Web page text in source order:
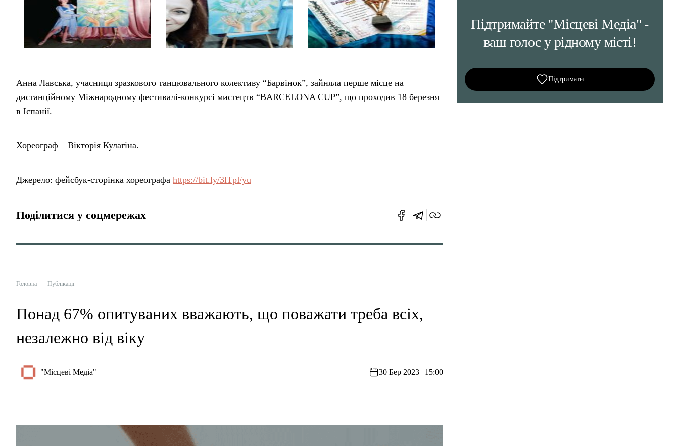
Анна Лавська, учасниця зразкового танцювального колективу “Барвінок”, зайняла перше місце на
дистанційному Міжнародному фестивалі-конкурсі мистецтв “BARCELONA CUP”, що проходив 18 березня
в Іспанії.
Хореограф – Вікторія Кулагіна.
Джерело: фейсбук-сторінка хореографа https://bit.ly/3lTpFyu
Поділитися у соцмережах
Головна Публікації
Понад 67% опитуваних вважають, що поважати треба всіх,
незалежно від віку
"Місцеві Медіа" 30 Бер 2023 | 15:00
Підтримайте "Місцеві Медіа" -
ваш голос у рідному місті!
Підтримати